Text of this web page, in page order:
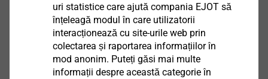
VSD 2G 8U-V
Dibluri ETICS
Vizualizare produs
uri statistice care ajută compania EJOT să
înțeleagă modul în care utilizatorii
interacționează cu site-urile web prin
colectarea și raportarea informațiilor în
mod anonim. Puteți găsi mai multe
informații despre această categorie în